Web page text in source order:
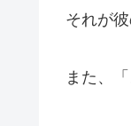
それが
また、